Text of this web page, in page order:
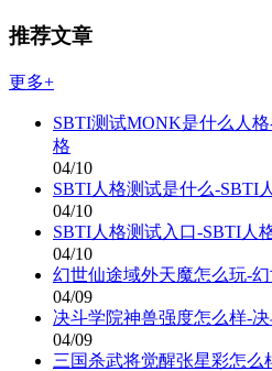
推荐文章
更多+
SBTI测试MONK是什么人
格
04/10
SBTI人格测试是什么-SBTI
04/10
SBTI人格测试入口-SBTI人
04/10
幻世仙途域外天魔怎么玩-
04/09
决斗学院神兽强度怎么样-
04/09
三国杀武将觉醒张星彩怎